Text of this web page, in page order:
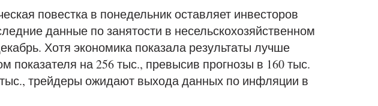
повестка в понедельник оставляет инвесторов
данные по занятости в несельскохозяйственном
Хотя экономика показала результаты лучше
показателя на 256 тыс., превысив прогнозы в 160 тыс.
тыс., трейдеры ожидают выхода данных по инфляции в